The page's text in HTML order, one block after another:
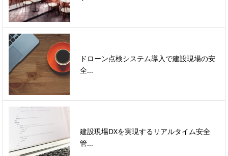
ドローン点検システム導入で建設現場の安
全...
建設現場DXを実現するリアルタイム安全
管...